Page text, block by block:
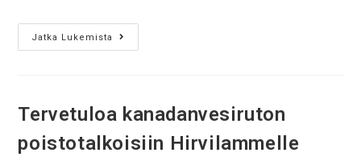
Jatka Lukemista
Tervetuloa kanadanvesiruton
poistotalkoisiin Hirvilammelle